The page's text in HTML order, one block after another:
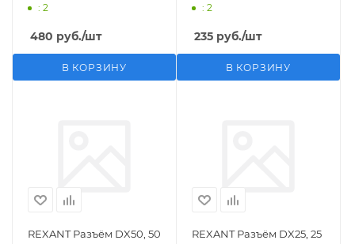
: 2
480 руб./шт
В КОРЗИНУ
: 2
235 руб./шт
В КОРЗИНУ
REXANT Разъём DX50, 50
REXANT Разъём DX25, 25